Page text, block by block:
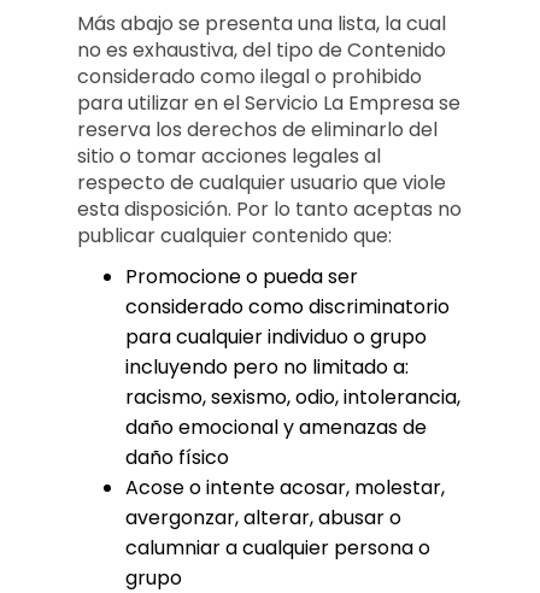
Más abajo se presenta una lista, la cual
no es exhaustiva, del tipo de Contenido
considerado como ilegal o prohibido
para utilizar en el Servicio La Empresa se
reserva los derechos de eliminarlo del
sitio o tomar acciones legales al
respecto de cualquier usuario que viole
esta disposición. Por lo tanto aceptas no
publicar cualquier contenido que:
Promocione o pueda ser
considerado como discriminatorio
para cualquier individuo o grupo
incluyendo pero no limitado a:
racismo, sexismo, odio, intolerancia,
daño emocional y amenazas de
daño físico
Acose o intente acosar, molestar,
avergonzar, alterar, abusar o
calumniar a cualquier persona o
grupo